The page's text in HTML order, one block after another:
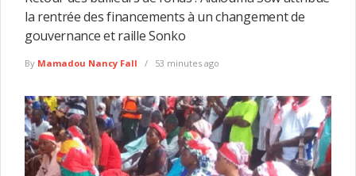
la rentrée des financements à un changement de
gouvernance et raille Sonko
By Mamadou Nancy Fall 53 minutes ago